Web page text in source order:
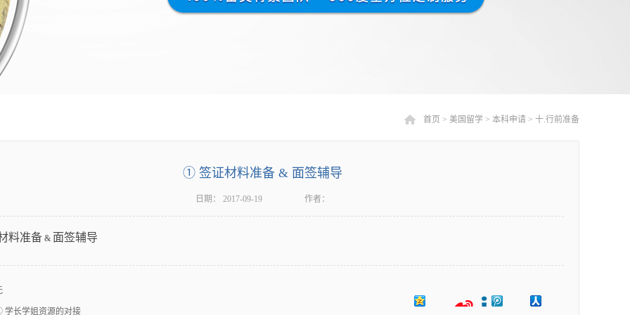
首页 > 美国留学 > 本科申请 > 十.行前准备
① 签证材料准备 & 面签辅导
日期： 2017-09-19 作者：
料准备 & 面签辅导
学长学姐资源的对接